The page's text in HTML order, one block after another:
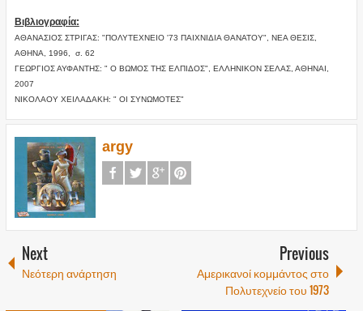
Βιβλιογραφία:
ΑΘΑΝΑΣΙΟΣ ΣΤΡΙΓΑΣ: "ΠΟΛΥΤΕΧΝΕΙΟ '73 ΠΑΙΧΝΙΔΙΑ ΘΑΝΑΤΟΥ", ΝΕΑ ΘΕΣΙΣ,
ΑΘΗΝΑ, 1996, σ. 62
ΓΕΩΡΓΙΟΣ ΑΥΦΑΝΤΗΣ: " Ο ΒΩΜΟΣ ΤΗΣ ΕΛΠΙΔΟΣ", ΕΛΛΗΝΙΚΟΝ ΣΕΛΑΣ, ΑΘΗΝΑΙ,
2007
ΝΙΚΟΛΑΟΥ ΧΕΙΛΑΔΑΚΗ: " ΟΙ ΣΥΝΩΜΟΤΕΣ"
argy
Next
Νεότερη ανάρτηση
Previous
Αμερικανοί κομμάντος στο
Πολυτεχνείο του 1973